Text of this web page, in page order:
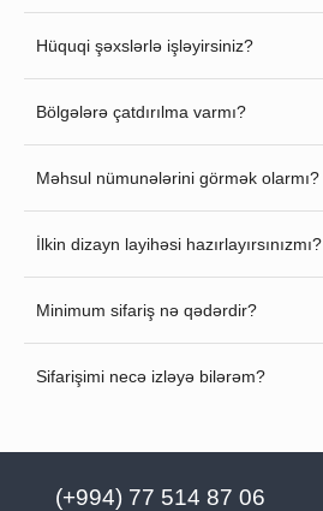
Hüquqi şəxslərlə işləyirsiniz?
Bölgələrə çatdırılma varmı?
Məhsul nümunələrini görmək olarmı?
İlkin dizayn layihəsi hazırlayırsınızmı?
Minimum sifariş nə qədərdir?
Sifarişimi necə izləyə bilərəm?
(+994) 77 514 87 06